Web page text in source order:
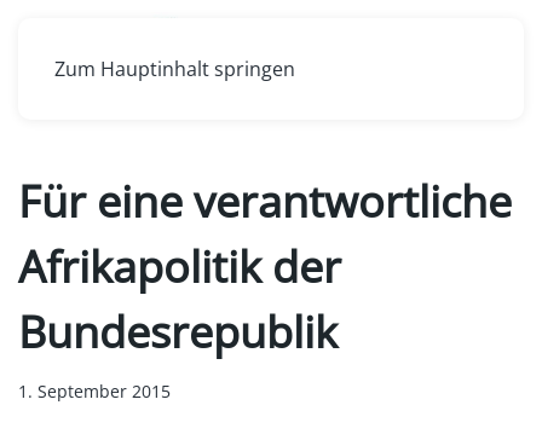
Zum Hauptinhalt springen
Für eine verantwortliche
Afrikapolitik der
Bundesrepublik
1. September 2015